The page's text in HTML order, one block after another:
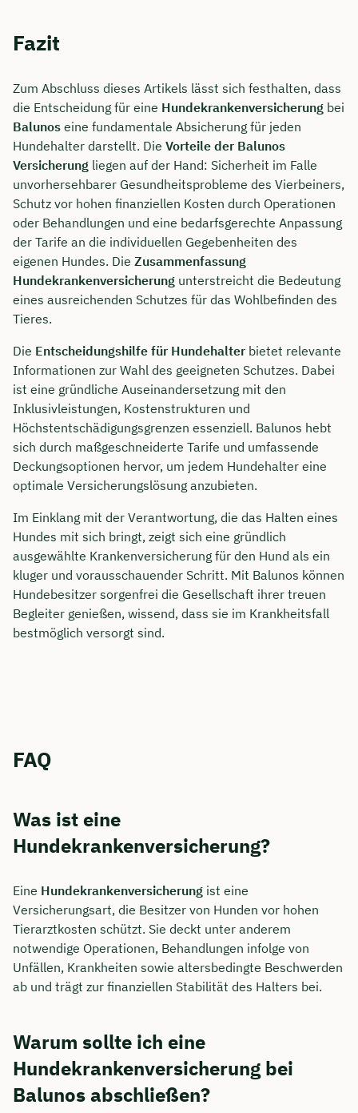
Fazit
Zum Abschluss dieses Artikels lässt sich festhalten, dass
die Entscheidung für eine Hundekrankenversicherung bei
Balunos eine fundamentale Absicherung für jeden
Hundehalter darstellt. Die Vorteile der Balunos
Versicherung liegen auf der Hand: Sicherheit im Falle
unvorhersehbarer Gesundheitsprobleme des Vierbeiners,
Schutz vor hohen finanziellen Kosten durch Operationen
oder Behandlungen und eine bedarfsgerechte Anpassung
der Tarife an die individuellen Gegebenheiten des
eigenen Hundes. Die Zusammenfassung
Hundekrankenversicherung unterstreicht die Bedeutung
eines ausreichenden Schutzes für das Wohlbefinden des
Tieres.
Die Entscheidungshilfe für Hundehalter bietet relevante
Informationen zur Wahl des geeigneten Schutzes. Dabei
ist eine gründliche Auseinandersetzung mit den
Inklusivleistungen, Kostenstrukturen und
Höchstentschädigungsgrenzen essenziell. Balunos hebt
sich durch maßgeschneiderte Tarife und umfassende
Deckungsoptionen hervor, um jedem Hundehalter eine
optimale Versicherungslösung anzubieten.
Im Einklang mit der Verantwortung, die das Halten eines
Hundes mit sich bringt, zeigt sich eine gründlich
ausgewählte Krankenversicherung für den Hund als ein
kluger und vorausschauender Schritt. Mit Balunos können
Hundebesitzer sorgenfrei die Gesellschaft ihrer treuen
Begleiter genießen, wissend, dass sie im Krankheitsfall
bestmöglich versorgt sind.
FAQ
Was ist eine
Hundekrankenversicherung?
Eine Hundekrankenversicherung ist eine
Versicherungsart, die Besitzer von Hunden vor hohen
Tierarztkosten schützt. Sie deckt unter anderem
notwendige Operationen, Behandlungen infolge von
Unfällen, Krankheiten sowie altersbedingte Beschwerden
ab und trägt zur finanziellen Stabilität des Halters bei.
Warum sollte ich eine
Hundekrankenversicherung bei
Balunos abschließen?